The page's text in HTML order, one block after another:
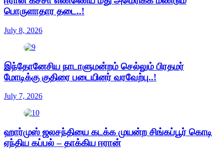
பொருளாதார தடை..!
July 8, 2026
இந்தோனேசிய நாடாளுமன்றம் செல்லும் பிரதமர்
மோடிக்கு குதிரை படையினர் வரவேற்பு..!
July 7, 2026
ஹார்முஸ் ஜலசந்தியை கடக்க முயன்ற சிங்கப்பூர் கொடி
ஏந்திய கப்பல் – தாக்கிய ஈரான்